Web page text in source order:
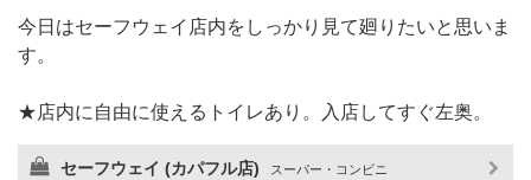
今日はセーフウェイ店内をしっかり見て廻りたいと思いま
す。
★店内に自由に使えるトイレあり。入店してすぐ左奥。
セーフウェイ (カパフル店) スーパー・コンビニ